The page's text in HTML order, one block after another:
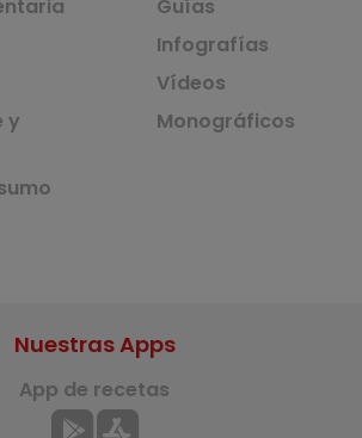
y
Guías
Infografías
Vídeos
Monográficos
Nuestras Apps
App de recetas